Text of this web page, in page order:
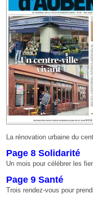
La rénovation urbaine du
Page 8 Solidarité
Un mois pour célébrer les
Page 9 Santé
Trois rendez-vous pour